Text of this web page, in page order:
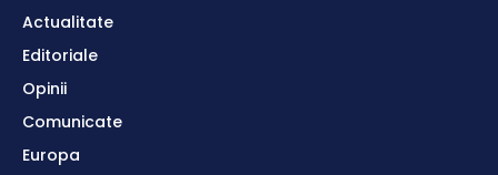
Actualitate
Editoriale
Opinii
Comunicate
Europa